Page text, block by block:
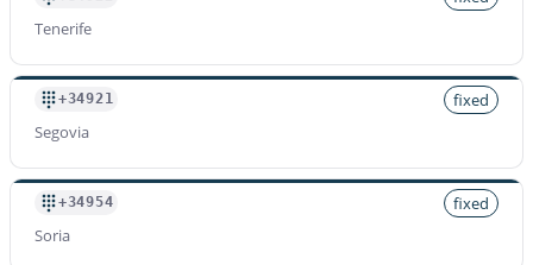
Tenerife
+34921
fixed
Segovia
+34954
fixed
Soria